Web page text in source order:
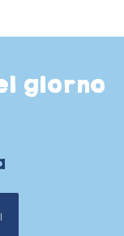
giorno